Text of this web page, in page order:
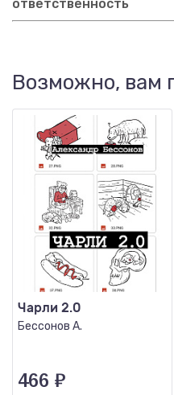
ответственность
Возможно, вам
Чарли 2.0
Бессонов А.
466 ₽